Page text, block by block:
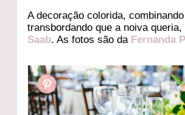
A decoração colorida,
transbordando que a noiva
Saab. As fotos são da Fernanda